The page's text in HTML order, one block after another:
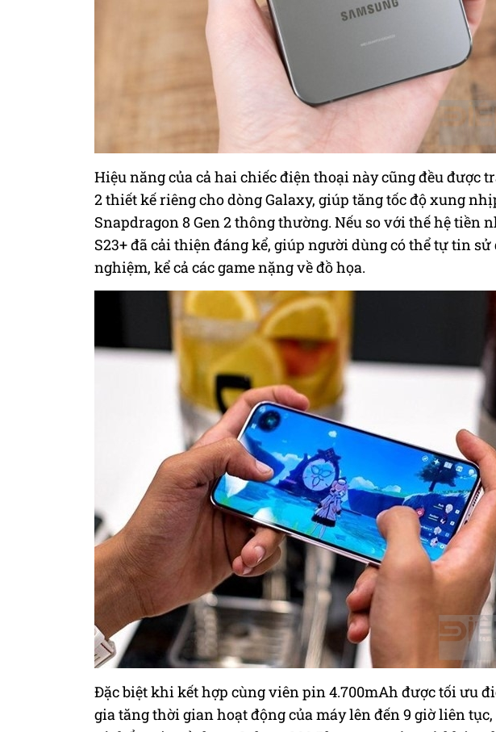
Hiệu năng của cả hai chiếc điện thoại này cũng đều được
2 thiết kế riêng cho dòngGalaxy, giúp tăng tốc độ xung
Snapdragon 8 Gen 2 thông thường. Nếu so với thế hệ tiền
S23+ đã cải thiện đáng kể, giúp người dùng có thể tự tin
nghiệm, kể cả các game nặng về đồ họa.
Đặc biệt khi kết hợp cùng viên pin 4.700mAh được tối ưu
gia tăng thời gian hoạt động của máy lên đến 9 giờ liên